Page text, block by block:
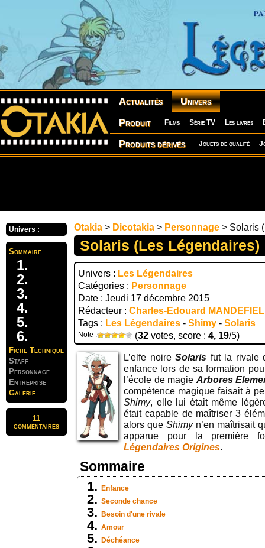
Actualités Univers
Produit Films Série TV Les livres
Produits dérivés Jouets de qualité
Univers :
Sommaire
Fiche Technique
Staff
Personnage
Entreprise
Galerie
11
commentaires
Otakia > Dicotakia > Personnage > Solaris
Solaris (Les Légendaires)
Univers : Les Légendaires
Catégories : Personnage
Date : Jeudi 17 décembre 2015
Rédacteur : Charles-Edouard
Tags : Les Légendaires - Shimy - Solaris
Note : (32 votes, score : 4, 19/5)
L’elfe noire Solaris fut la rivale
enfance lors de sa formation
l’école de magie Arbores
compétence magique faisait à
Shimy, elle lui était même
était capable de maîtriser 3
alors que Shimyn’en maîtrisait
apparue pour la première
Légendaires Origines.
Sommaire
Enfance
Seconde chance
Besoin d'une rivale
Amour
Déchéance